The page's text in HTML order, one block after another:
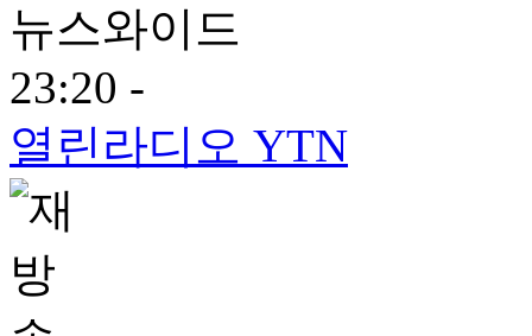
뉴스와이드
23:20 -
열린라디오 YTN